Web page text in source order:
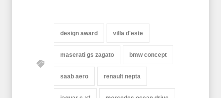
design award villa d'este
maserati gs zagato bmw concept
saab aero renault nepta